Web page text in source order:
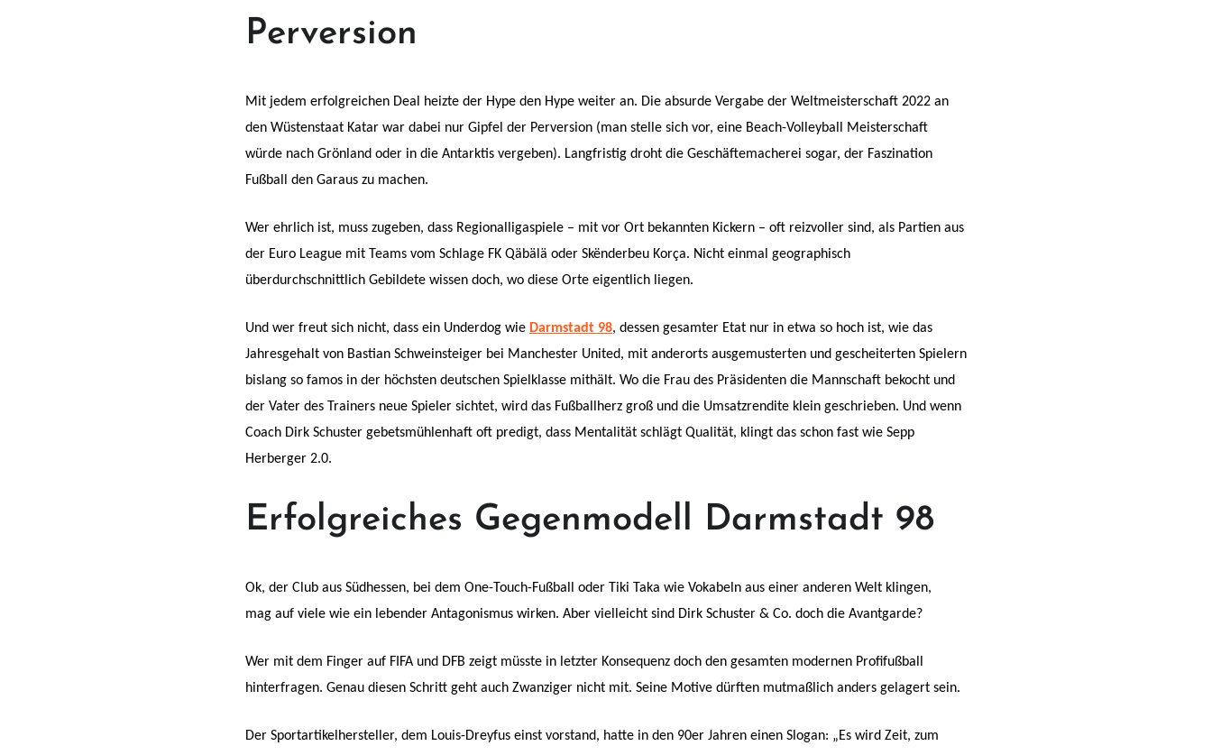
Perversion
Mit jedem erfolgreichen Deal heizte der Hype den Hype weiter an. Die absurde Vergabe der Weltmeisterschaft 2022 an
den Wüstenstaat Katar war dabei nur Gipfel der Perversion (man stelle sich vor, eine Beach-Volleyball Meisterschaft
würde nach Grönland oder in die Antarktis vergeben). Langfristig droht die Geschäftemacherei sogar, der Faszination
Fußball den Garaus zu machen.
Wer ehrlich ist, muss zugeben, dass Regionalligaspiele – mit vor Ort bekannten Kickern – oft reizvoller sind, als Partien aus
der Euro League mit Teams vom Schlage FK Qäbälä oder Skënderbeu Korça. Nicht einmal geographisch
überdurchschnittlich Gebildete wissen doch, wo diese Orte eigentlich liegen.
Und wer freut sich nicht, dass ein Underdog wie Darmstadt 98, dessen gesamter Etat nur in etwa so hoch ist, wie das
Jahresgehalt von Bastian Schweinsteiger bei Manchester United, mit anderorts ausgemusterten und gescheiterten Spielern
bislang so famos in der höchsten deutschen Spielklasse mithält. Wo die Frau des Präsidenten die Mannschaft bekocht und
der Vater des Trainers neue Spieler sichtet, wird das Fußballherz groß und die Umsatzrendite klein geschrieben. Und wenn
Coach Dirk Schuster gebetsmühlenhaft oft predigt, dass Mentalität schlägt Qualität, klingt das schon fast wie Sepp
Herberger 2.0.
Erfolgreiches Gegenmodell Darmstadt 98
Ok, der Club aus Südhessen, bei dem One-Touch-Fußball oder Tiki Taka wie Vokabeln aus einer anderen Welt klingen,
mag auf viele wie ein lebender Antagonismus wirken. Aber vielleicht sind Dirk Schuster & Co. doch die Avantgarde?
Wer mit dem Finger auf FIFA und DFB zeigt müsste in letzter Konsequenz doch den gesamten modernen Profifußball
hinterfragen. Genau diesen Schritt geht auch Zwanziger nicht mit. Seine Motive dürften mutmaßlich anders gelagert sein.
Der Sportartikelhersteller, dem Louis-Dreyfus einst vorstand, hatte in den 90er Jahren einen Slogan: „Es wird Zeit, zum